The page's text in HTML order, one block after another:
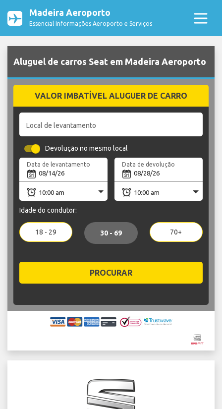
Madeira Aeroporto
Essencial Informações Aeroporto e Serviços
Aluguel de carros Seat em Madeira Aeroporto
VALOR IMBATÍVEL ALUGUER DE CARRO
Local de levantamento
Devolução no mesmo local
Data de levantamento Data de devolução
Idade do condutor:
18 - 29 30 - 69 70+
PROCURAR